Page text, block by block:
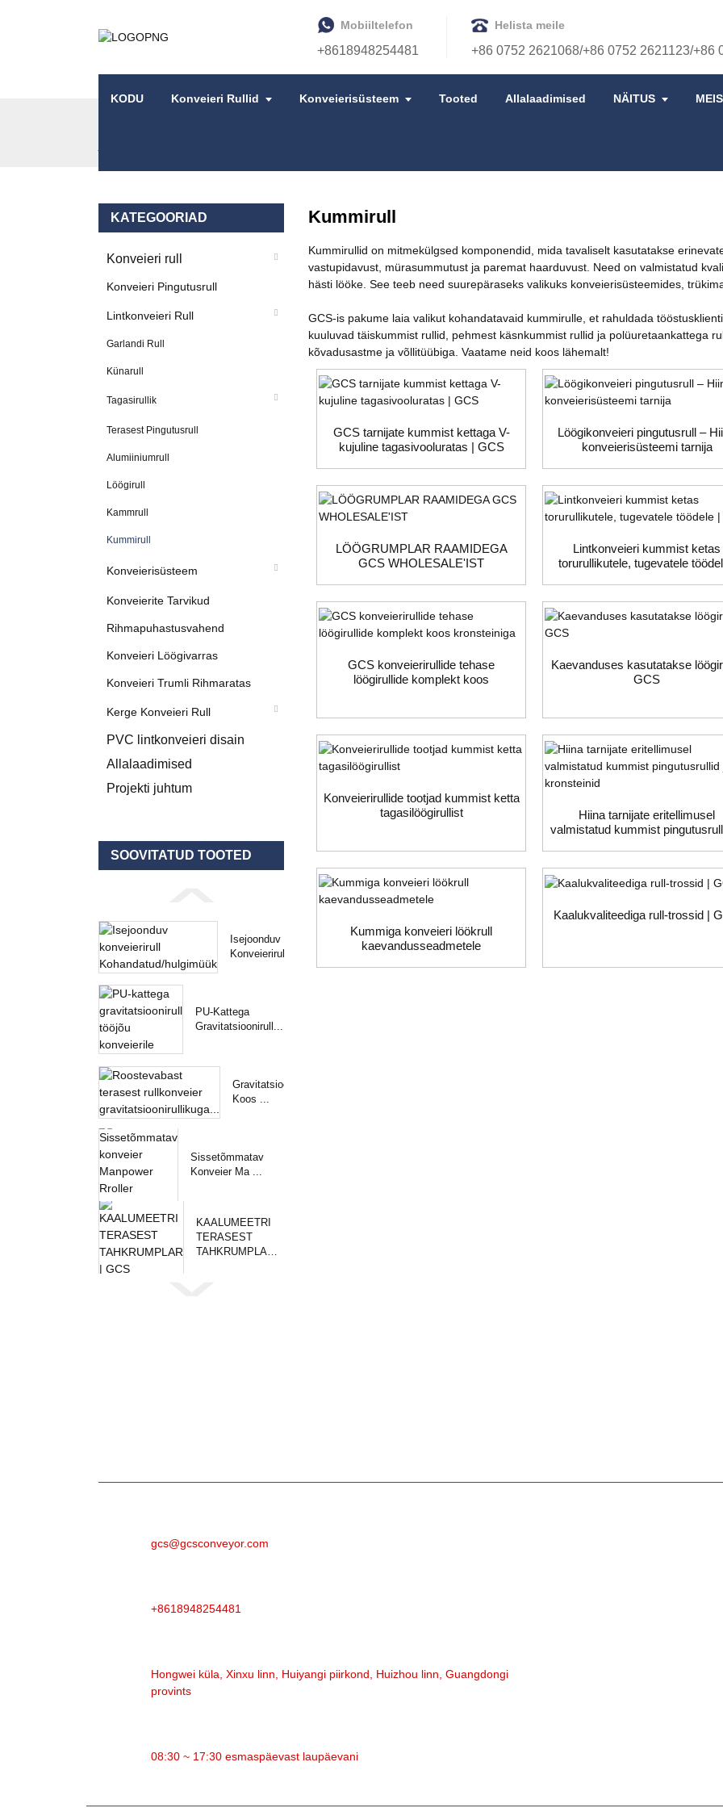
Mobiiltelefon
+8618948254481
Helista meile
+86 0752 2621068/+86 0752 2621123/+86
KODU Konveieri Rullid Konveierisüsteem Tooted Allalaadimised NÄITUS
KATEGOORIAD
Konveieri rull
Konveieri Pingutusrull
Lintkonveieri Rull
Garlandi Rull
Künarull
Tagasirullik
Terasest Pingutusrull
Alumiiniumrull
Löögirull
Kammrull
Kummirull
Konveierisüsteem
Konveierite Tarvikud
Rihmapuhastusvahend
Konveieri Löögivarras
Konveieri Trumli Rihmaratas
Kerge Konveieri Rull
PVC lintkonveieri disain
Allalaadimised
Projekti juhtum
SOOVITATUD TOOTED
Isejoonduv
Konveierirull...
PU-Kattega
Gravitatsioonirull...
Gravitatsioonirullkonveier
Koos ...
Sissetõmmatav
Konveier Ma ...
KAALUMEETRI
TERASEST
TAHKRUMPLAR
Kummirull
Kummirullid on mitmekülgsed komponendid, mida tavaliselt kasutatakse
vastupidavust, mürasummutust ja paremat haarduvust. Need on valmistatud
hästi lööke. See teeb need suurepäraseks valikuks konveierisüsteemides,
GCS-is pakume laia valikut kohandatavaid kummirulle, et rahuldada
kuuluvad täiskummist rullid, pehmest käsnkummist rullid ja polüuretaankattega
kõvadusastme ja võllitüübiga. Vaatame neid koos lähemalt!
GCS tarnijate kummist kettaga V-
kujuline tagasivooluratas | GCS
Löögikonveieri pingutusrull –
konveierisüsteemi tarnija
LÖÖGRUMPLAR RAAMIDEGA
GCS WHOLESALE'IST
Lintkonveieri kummist ketas
torurullikutele, tugevatele
GCS konveierirullide tehase
löögirullide komplekt koos
Kaevanduses kasutatakse
GCS
Konveierirullide tootjad kummist ketta
tagasilöögirullist
Hiina tarnijate eritellimusel
valmistatud kummist
Kummiga konveieri löökrull
kaevandusseadmetele
Kaalukvaliteediga rull-trossid |
gcs@gcsconveyor.com
+8618948254481
Hongwei küla, Xinxu linn, Huiyangi piirkond, Huizhou linn, Guangdongi
provints
08:30 ~ 17:30 esmaspäevast laupäevani